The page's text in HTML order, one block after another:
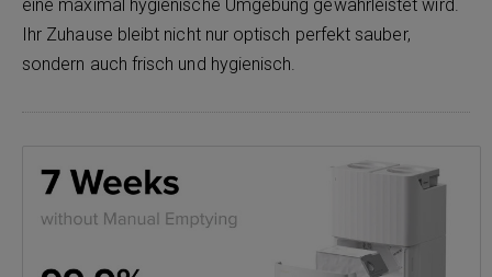
eine maximal hygienische Umgebung gewährleistet wird.
Ihr Zuhause bleibt nicht nur optisch perfekt sauber,
sondern auch frisch und hygienisch.